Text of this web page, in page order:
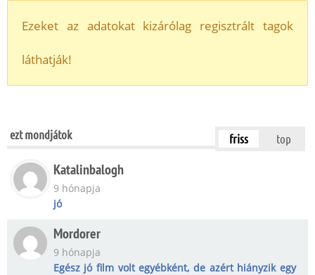
Ezeket az adatokat kizárólag regisztrált tagok
láthatják!
ezt mondjátok friss top
Katalinbalogh
9 hónapja
jó
Mordorer
9 hónapja
Egész jó film volt egyébként, de azért hiányzik egy